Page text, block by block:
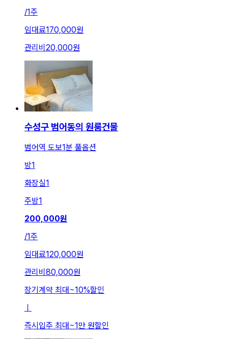
/1주
임대료170,000원
관리비 20,000원
수성구 범어동의 원룸건물
범어역 도보1분 풀옵션
방1
화장실1
주방1
200,000원
/1주
임대료120,000원
관리비 80,000원
장기계약 최대~10%할인
ㅣ
즉시입주 최대~1만 원할인